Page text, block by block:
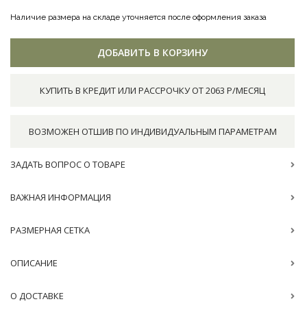
Наличие размера на складе уточняется после оформления заказа
ДОБАВИТЬ В КОРЗИНУ
КУПИТЬ В КРЕДИТ ИЛИ РАССРОЧКУ ОТ 2063 Р/МЕСЯЦ
ВОЗМОЖЕН ОТШИВ ПО ИНДИВИДУАЛЬНЫМ ПАРАМЕТРАМ
ЗАДАТЬ ВОПРОС О ТОВАРЕ
ВАЖНАЯ ИНФОРМАЦИЯ
РАЗМЕРНАЯ СЕТКА
ОПИСАНИЕ
О ДОСТАВКЕ